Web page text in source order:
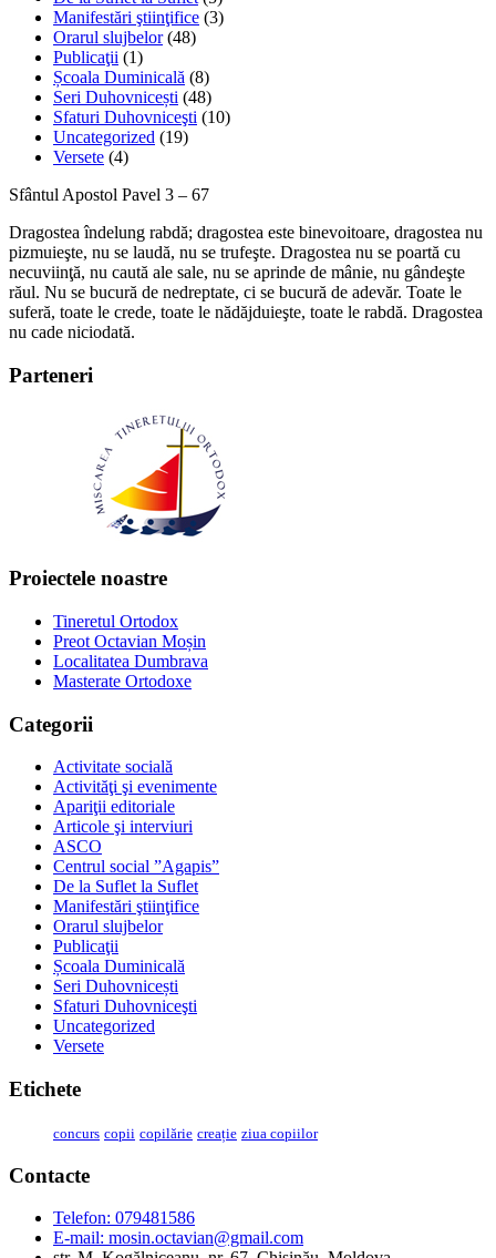
Manifestări ştiinţifice (3)
Orarul slujbelor(48)
Publicaţii (1)
Școala Duminicală (8)
Seri Duhovnicești (48)
Sfaturi Duhovniceşti (10)
Uncategorized (19)
Versete (4)
Sfântul Apostol Pavel 3 – 67
Dragostea îndelung rabdă; dragostea este binevoitoare, dragostea nu
pizmuieşte, nu se laudă, nu se trufeşte. Dragostea nu se poartă cu
necuviinţă, nu caută ale sale, nu se aprinde de mânie, nu gândeşte
răul. Nu se bucură de nedreptate, ci se bucură de adevăr. Toate le
suferă, toate le crede, toate le nădăjduieşte, toate le rabdă. Dragostea
nu cade niciodată.
Parteneri
Proiectele noastre
Tineretul Ortodox
Preot Octavian Moșin
Localitatea Dumbrava
Masterate Ortodoxe
Categorii
Activitate socială
Activităţi şi evenimente
Apariţii editoriale
Articole şi interviuri
ASCO
Centrul social ”Agapis”
De la Suflet la Suflet
Manifestări ştiinţifice
Orarul slujbelor
Publicaţii
Școala Duminicală
Seri Duhovnicești
Sfaturi Duhovniceşti
Uncategorized
Versete
Etichete
concurs copii copilărie creație ziua copiilor
Contacte
Telefon: 079481586
E-mail: mosin.octavian@gmail.com